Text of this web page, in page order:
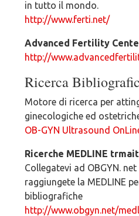
in tutto il mondo.
http://www.ferti.net/
Advanced Fertility
http://
Ricerca
Motore di ricerca per
ginecologiche ed
OB-GYN Ultrasound
Ricerche MEDLINE
Collegatevi ad OBGYN.
raggiungete la MEDLINE
bibliografiche
http://www.obgyn.net/